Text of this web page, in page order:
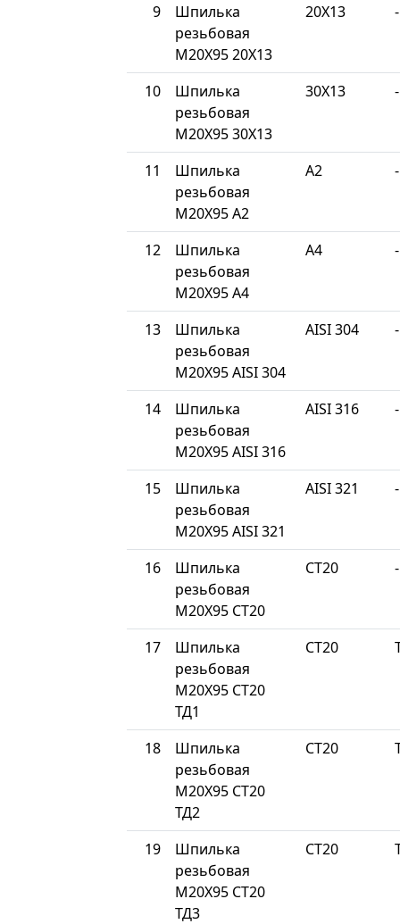
9
Шпилька
резьбовая
М20Х95 20Х13
20Х13 -
10
Шпилька
резьбовая
М20Х95 30Х13
30Х13 -
11
Шпилька
резьбовая
М20Х95 A2
A2 -
12
Шпилька
резьбовая
М20Х95 A4
A4 -
13
Шпилька
резьбовая
М20Х95 AISI 304
AISI 304 -
14
Шпилька
резьбовая
М20Х95 AISI 316
AISI 316 -
15
Шпилька
резьбовая
М20Х95 AISI 321
AISI 321 -
16
Шпилька
резьбовая
М20Х95 СТ20
СТ20 -
17
Шпилька
резьбовая
М20Х95 СТ20
ТД1
СТ20
18
Шпилька
резьбовая
М20Х95 СТ20
ТД2
СТ20
19
Шпилька
резьбовая
М20Х95 СТ20
ТД3
СТ20